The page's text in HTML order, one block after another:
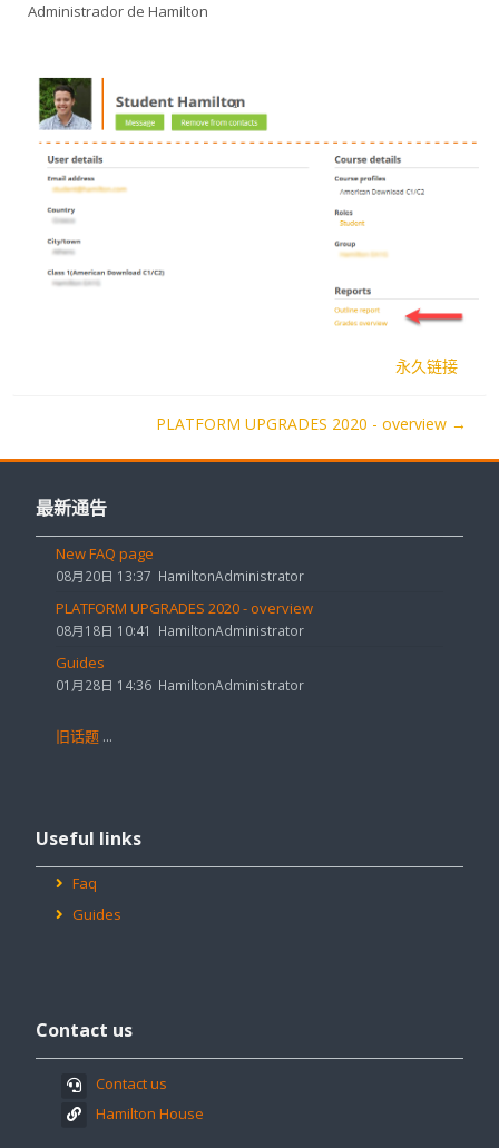
Administrador de Hamilton
永久链接
PLATFORM UPGRADES 2020 - overview →
过
最新通告
08月20日 13:37 HamiltonAdministrator
New FAQ page
08月18日 10:41 HamiltonAdministrator
PLATFORM UPGRADES 2020 - overview
01月28日 14:36 HamiltonAdministrator
Guides
旧话题 ...
过
links
Useful links
Faq
Guides
过
Contact us
Contact us
Hamilton House